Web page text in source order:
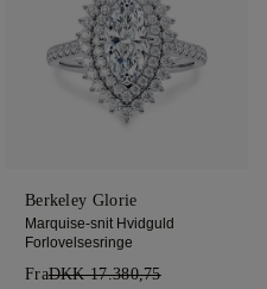
Berkeley Glorie
Marquise-snit Hvidguld
Forlovelsesringe
FraDKK 17.380,75